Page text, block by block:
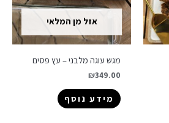
אזל מן המלאי
מגש עוגה מלבני – עץ פסים
₪349.00
מידע נוסף